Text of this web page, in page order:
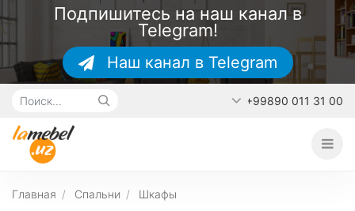
Подпишитесь на наш канал в
Telegram!
Наш канал в Telegram
+99890 011 31 00
Главная Спальни Шкафы